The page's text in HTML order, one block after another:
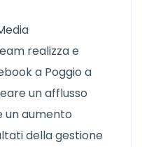
realizza e
a Poggio a
un afflusso
un aumento
della gestione